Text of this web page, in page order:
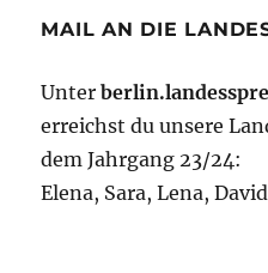
MAIL AN DIE
Unter
erreichst du unsere
dem Jahrgang 23/24:
Elena, Sara, Lena,